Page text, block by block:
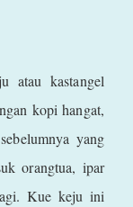
atau kastangel
kopi hangat,
yang
orangtua, ipar
Kue keju ini